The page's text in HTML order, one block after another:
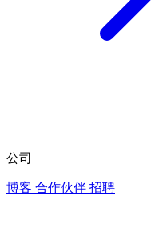
公司
博客 合作伙伴 招聘